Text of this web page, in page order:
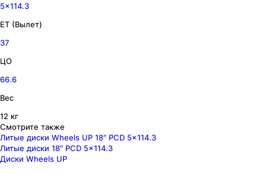
5x114.3
ET (Вылет)
37
ЦО
66.6
Вес
12 кг
Смотрите также
Литые диски Wheels UP 18″ PCD 5x114.3
Литые диски 18″ PCD 5x114.3
Диски Wheels UP